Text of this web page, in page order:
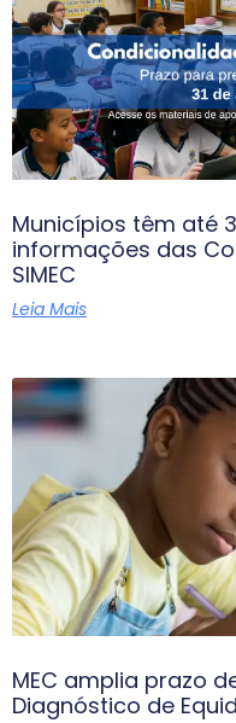
Municípios têm até
informações das
SIMEC
Leia Mais
MEC amplia prazo
Diagnóstico de